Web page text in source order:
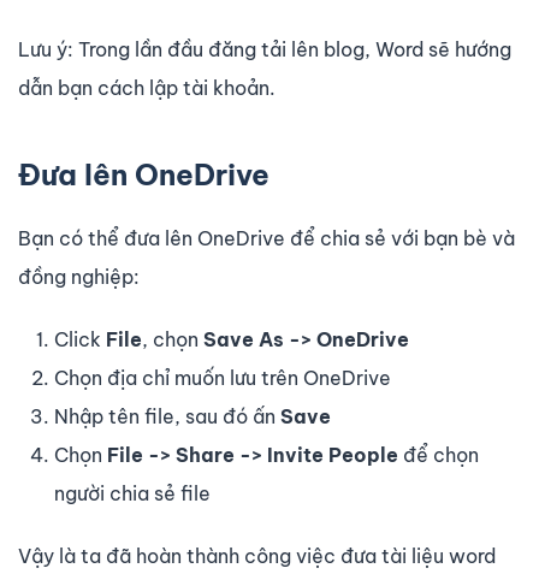
Lưu ý: Trong lần đầu đăng tải lên blog, Word sẽ hướng
dẫn bạn cách lập tài khoản.
Đưa lên OneDrive
Bạn có thể đưa lên OneDrive để chia sẻ với bạn bè và
đồng nghiệp:
Click File, chọn Save As -> OneDrive
Chọn địa chỉ muốn lưu trên OneDrive
Nhập tên file, sau đó ấn Save
Chọn File -> Share -> Invite People để chọn
người chia sẻ file
Vậy là ta đã hoàn thành công việc đưa tài liệu word